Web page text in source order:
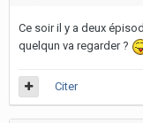
Ce soir il y a deux
quelqun va regarder ?
Citer